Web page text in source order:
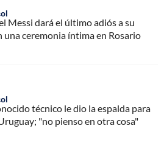
Messi dará el último adiós a su
una ceremonia íntima en Rosario
técnico le dio la espalda para
"no pienso en otra cosa"